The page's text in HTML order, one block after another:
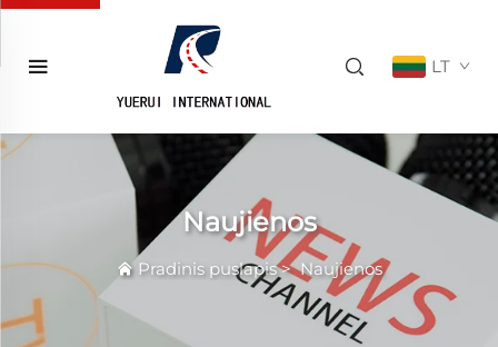
LT
Naujienos
Pradinis puslapis>Naujienos